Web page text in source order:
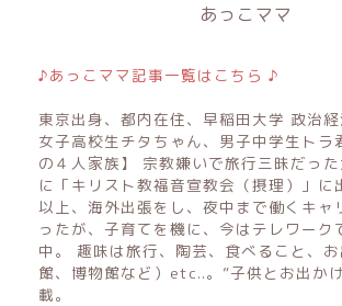
あっこママ
♪あっこママ記事一覧はこちら ♪
東京出身、都内在住、早稲田大学 政治
女子高校生チタちゃん、男子中学生トラ
の４人家族】 宗教嫌いで旅行三昧だっ
に「キリスト教福音宣教会（摂理）」に
以上、海外出張をし、夜中まで働くキャ
ったが、子育てを機に、今はテレワーク
中。 趣味は旅行、陶芸、食べること、
館、博物館など）etc..。”子供とお出か
載。